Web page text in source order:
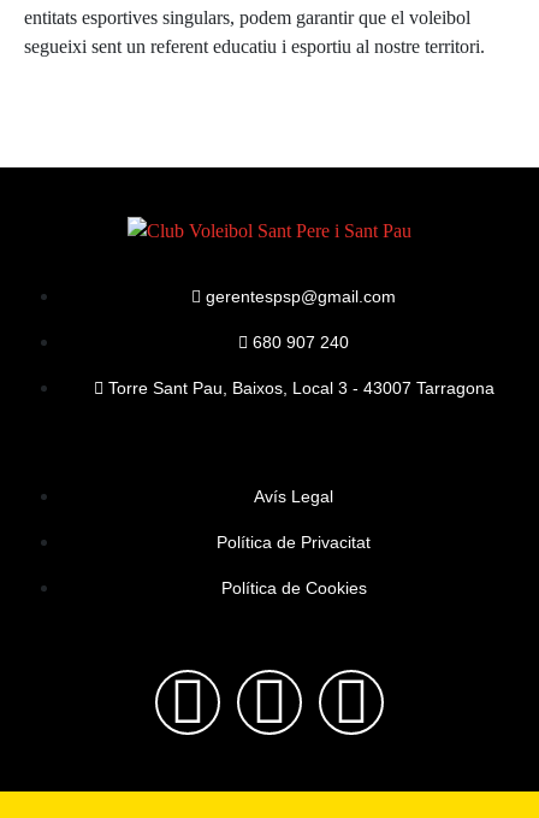
entitats esportives singulars, podem garantir que el voleibol
segueixi sent un referent educatiu i esportiu al nostre territori.
gerentespsp@gmail.com
680 907 240
Torre Sant Pau, Baixos, Local 3 - 43007 Tarragona
Avís Legal
Política de Privacitat
Política de Cookies